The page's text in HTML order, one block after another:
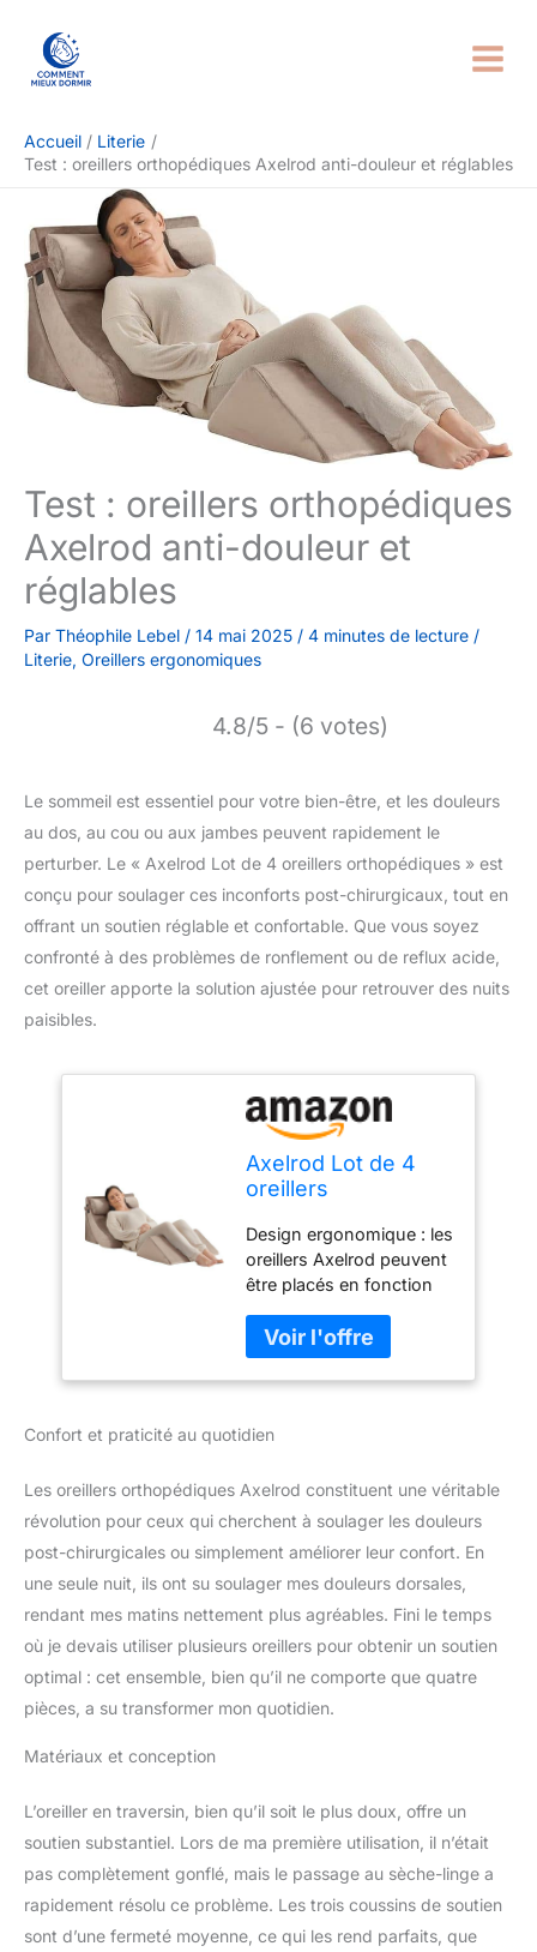
contenu
Accueil
Literie
Test : oreillers orthopédiques Axelrod anti-douleur et réglables
Test : oreillers orthopédiques
Axelrod anti-douleur et
réglables
Par Théophile Lebel / 14 mai 2025 / 4 minutes de lecture /
Literie, Oreillers ergonomiques
4.8/5 - (6 votes)
Le sommeil est essentiel pour votre bien-être, et les douleurs
au dos, au cou ou aux jambes peuvent rapidement le
perturber. Le « Axelrod Lot de 4 oreillers orthopédiques » est
conçu pour soulager ces inconforts post-chirurgicaux, tout en
offrant un soutien réglable et confortable. Que vous soyez
confronté à des problèmes de ronflement ou de reflux acide,
cet oreiller apporte la solution ajustée pour retrouver des nuits
paisibles.
Axelrod Lot de 4
oreillers
mousse post-
chirurgie pour
soulager les
douleurs du dos, du
cou et des jambes,
confortables et
réglables - Anti-
brûlures d'estomac,
Design ergonomique : les
oreillers Axelrod peuvent
être placés en fonction
avez besoin, ce qui peut
vous fournir une posture
particulièrement
lecture, du surf sur
du sommeil profond, de
l'écoulement post-nasal
et de l'inconfort des
jambes. Oreiller en
mousse de qualité
supérieure : fabriqué en
mousse haute densité
qui peut s'adapter à
votre forme unique et à
votre soutien pour une
d'amortissement
personnalisée pour le
corps humain, ce qui
entraîne une excellente
libération de pression.
Système de soutien
Confort et praticité au quotidien
Les oreillers orthopédiques Axelrod constituent une véritable
révolution pour ceux qui cherchent à soulager les douleurs
post-chirurgicales ou simplement améliorer leur confort. En
une seule nuit, ils ont su soulager mes douleurs dorsales,
rendant mes matins nettement plus agréables. Fini le temps
où je devais utiliser plusieurs oreillers pour obtenir un soutien
optimal : cet ensemble, bien qu’il ne comporte que quatre
pièces, a su transformer mon quotidien.
Matériaux et conception
L’oreiller en traversin, bien qu’il soit le plus doux, offre un
soutien substantiel. Lors de ma première utilisation, il n’était
pas complètement gonflé, mais le passage au sèche-linge a
rapidement résolu ce problème. Les trois coussins de soutien
sont d’une fermeté moyenne, ce qui les rend parfaits, que